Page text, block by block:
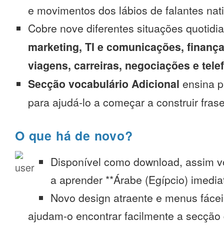
e movimentos dos lábios de falantes
Cobre nove diferentes situações
marketing, TI e comunicações,
viagens, carreiras, negociações e
Secção vocabulário Adicional ensina
para ajudá-lo a começar a construir
O que há de novo?
Disponível como download, assim
a aprender **Árabe (Egípcio)
Novo design atraente e menus
ajudam-o encontrar facilmente a